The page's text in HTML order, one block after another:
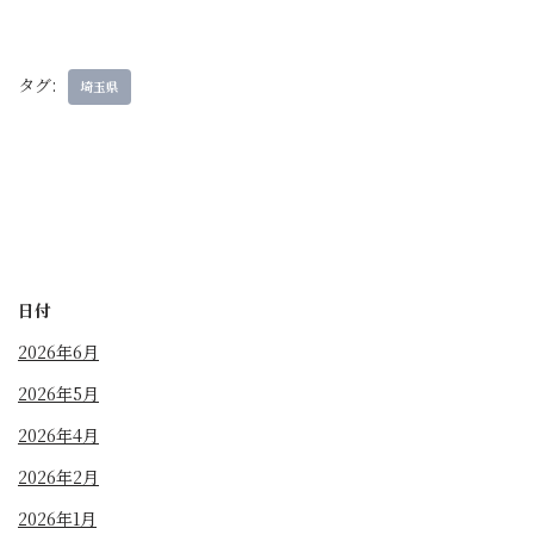
タグ: 埼玉県
日付
2026年6月
2026年5月
2026年4月
2026年2月
2026年1月